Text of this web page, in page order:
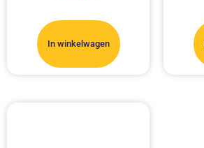
In winkelwagen